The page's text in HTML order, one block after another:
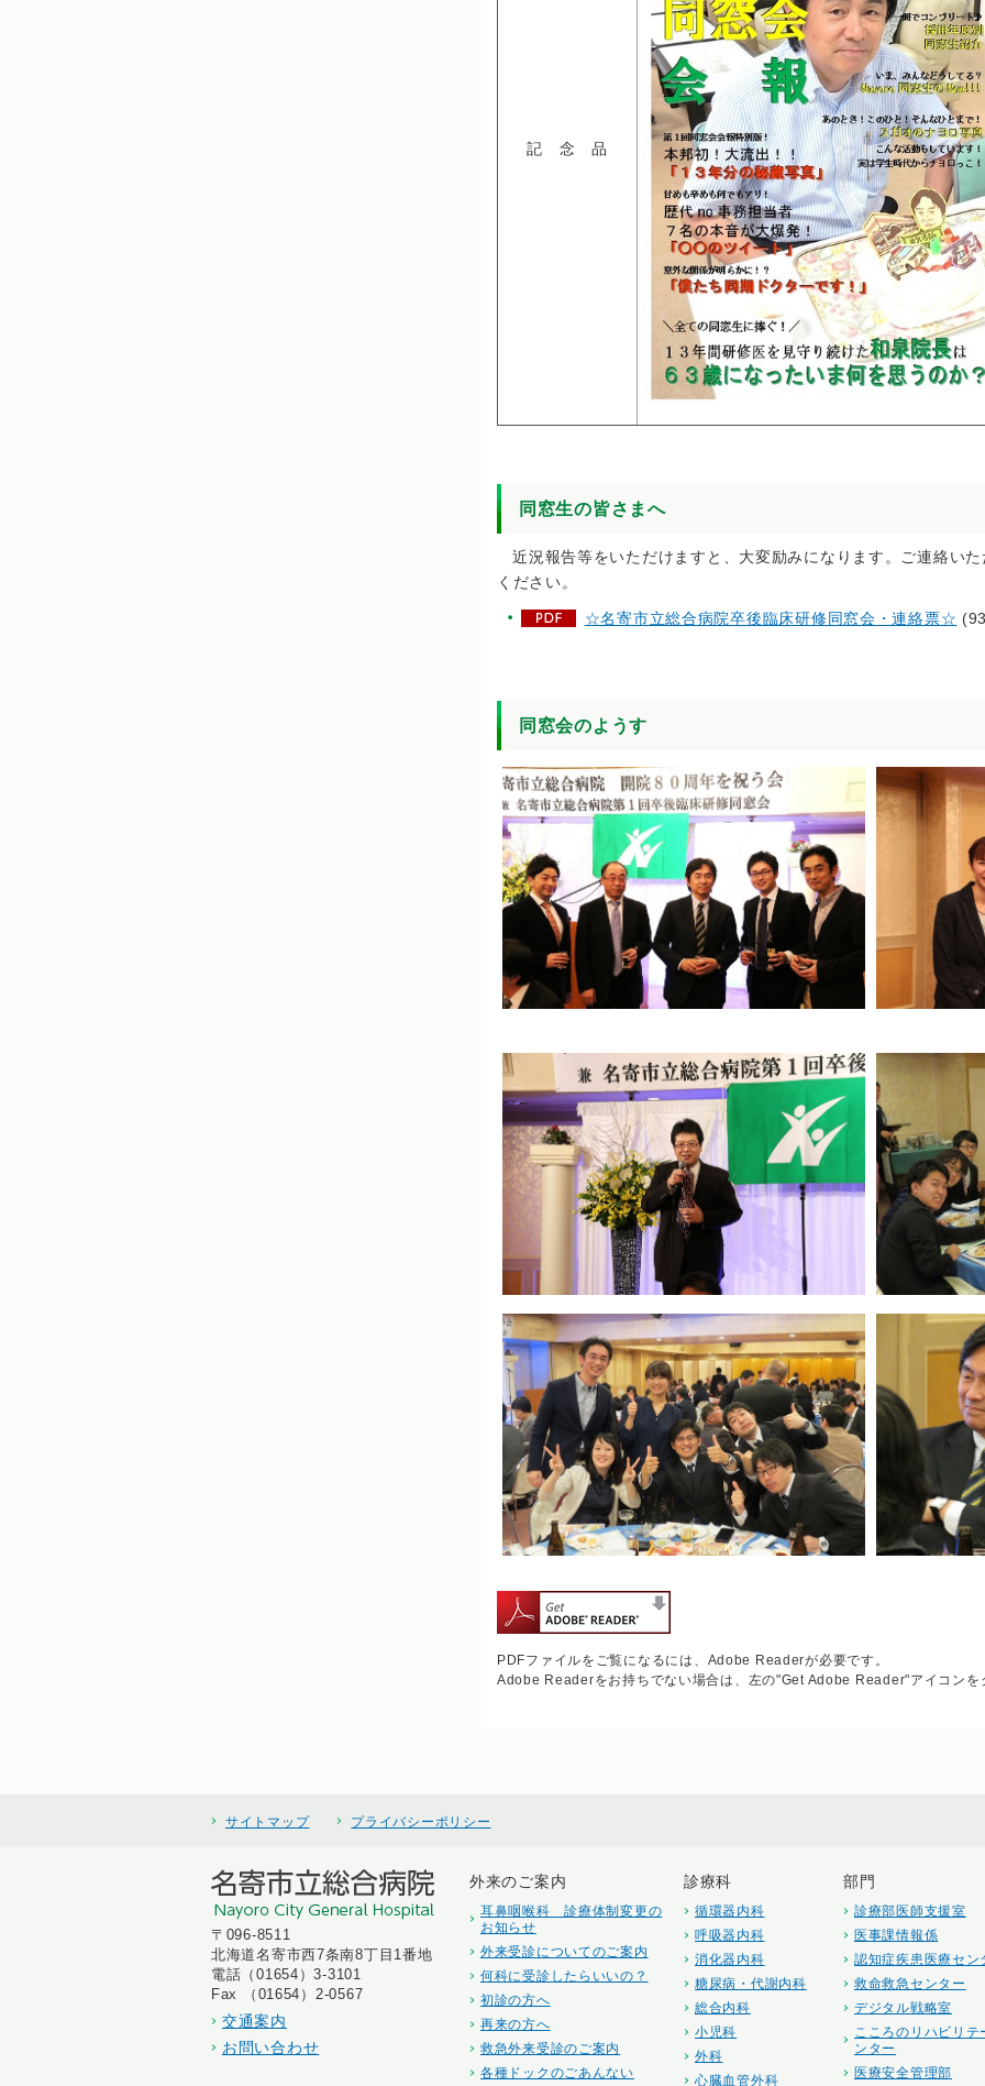
記 念 品
同窓生の皆さまへ
近況報告等をいただけますと、大変励みになります。ご連絡い
ください。
☆名寄市立総合病院卒後臨床研修同窓会・連絡票☆
同窓会のようす
PDFファイルをご覧になるには、Adobe Readerが必要です。
Adobe Readerをお持ちでない場合は、左の"Get Adobe Reader"アイコンを
サイトマップ プライバシーポリシー
〒096-8511
北海道名寄市西7条南8丁目1番地
電話（01654）3-3101
Fax （01654）2-0567
交通案内
お問い合わせ
外来のご案内
耳鼻咽喉科 診療体制変更の
お知らせ
外来受診についてのご案内
何科に受診したらいいの？
初診の方へ
再来の方へ
救急外来受診のご案内
各種ドックのごあんない
診療科
循環器内科
呼吸器内科
消化器内科
糖尿病・代謝内科
総合内科
小児科
外科
心臓血管外科
部門
診療部医師支援室
医事課情報係
認知症疾患医療セン
救命救急センター
デジタル戦略室
こころのリハビリテ
ンター
医療安全管理部